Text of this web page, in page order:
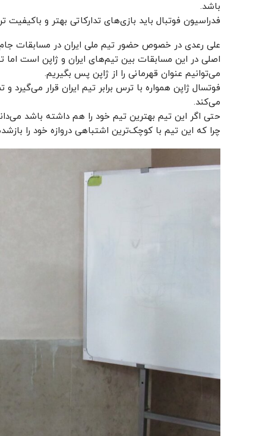
باشد.
فدراسیون فوتبال باید بازی‌های تدارکاتی بهتر و باکیفیت
اصلی در این مسابقات بین تیم‌های ایران و ژاپن است
می‌توانیم عنوان قهرمانی را از ژاپن پس بگیریم.
فوتسال ژاپن همواره با ترس برابر تیم ایران قرار
می‌کند.
حتی اگر این تیم بهترین تیم خود را هم داشته باشد
چرا که این تیم با کوچک‌ترین اشتباهی دروازه خود را